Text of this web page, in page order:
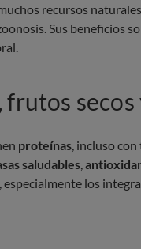
recursos
Sus beneficios
frutos secos
proteínas, incluso
saludables,
especialmente los